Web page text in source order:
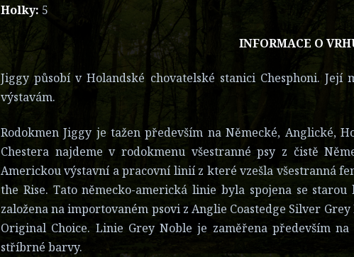
Holky: 5
INFORMACE O
Jiggy působí v Holandské chovatelské stanici Chesphoni.
výstavám.
Rodokmen Jiggy je tažen především na Německé, Anglické,
Chestera najdeme v rodokmenu všestranné psy z čistě
Americkou výstavní a pracovní linií z které vzešla všestranná
the Rise. Tato německo-americká linie byla spojena se
založena na importovaném psovi z Anglie Coastedge Silver
Original Choice. Linie Grey Noble je zaměřena především
stříbrné barvy.